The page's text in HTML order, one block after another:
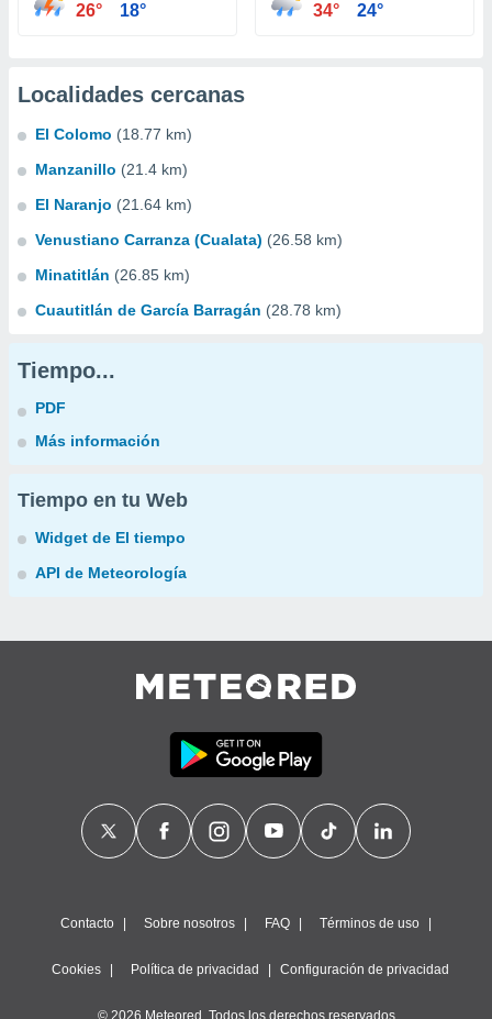
26° 18° 34° 24°
Localidades cercanas
El Colomo (18.77 km)
Manzanillo (21.4 km)
El Naranjo (21.64 km)
Venustiano Carranza (Cualata) (26.58 km)
Minatitlán (26.85 km)
Cuautitlán de García Barragán (28.78 km)
Tiempo...
PDF
Más información
Tiempo en tu Web
Widget de El tiempo
API de Meteorología
Contacto Sobre nosotros FAQ Términos de uso
Cookies Política de privacidad Configuración de privacidad
© 2026 Meteored. Todos los derechos reservados